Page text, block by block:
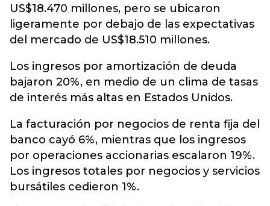
US$18.470 millones, pero se ubicaron
ligeramente por debajo de las expectativas
del mercado de US$18.510 millones.
Los ingresos por amortización de deuda
bajaron 20%, en medio de un clima de tasas
de interés más altas en Estados Unidos.
La facturación por negocios de renta fija del
banco cayó 6%, mientras que los ingresos
por operaciones accionarias escalaron 19%.
Los ingresos totales por negocios y servicios
bursátiles cedieron 1%.